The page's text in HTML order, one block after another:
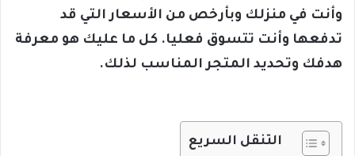
وأنت في منزلك وبأرخص من الأسعار التي قد
تدفعها وأنت تتسوق فعليا. كل ما عليك هو معرفة
هدفك وتحديد المتجر المناسب لذلك.
التنقل السريع